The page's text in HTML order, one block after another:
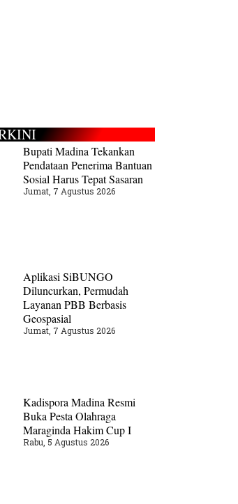
Bupati Madina Tekankan
Pendataan Penerima Bantuan
Sosial Harus Tepat Sasaran
Jumat, 7 Agustus 2026
Aplikasi SiBUNGO
Diluncurkan, Permudah
Layanan PBB Berbasis
Geospasial
Jumat, 7 Agustus 2026
Kadispora Madina Resmi
Buka Pesta Olahraga
Maraginda Hakim Cup I
Rabu, 5 Agustus 2026